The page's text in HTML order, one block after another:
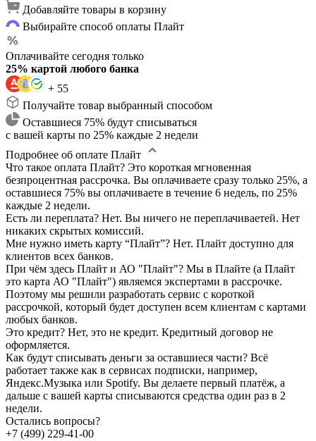
Добавляйте товары в корзину
Выбирайте способ оплаты Плайт
Оплачивайте сегодня только
25% картой любого банка
+ 55
Получайте товар выбранный способом
Оставшиеся 75% будут списываться
с вашей карты по 25% каждые 2 недели
Подробнее об оплате Плайт
Что такое оплата Плайт? Это короткая мгновенная
безпроцентная рассрочка. Вы оплачиваете сразу только 25%, а
оставшиеся 75% вы оплачиваете в течение 6 недель, по 25%
каждые 2 недели.
Есть ли переплата? Нет. Вы ничего не переплачиваетей. Нет
никаких скрытых комиссий.
Мне нужно иметь карту “Плайт”? Нет. Плайт доступно для
клиентов всех банков.
При чём здесь Плайт и АО "Плайт"? Мы в Плайте (а Плайт
это карта АО "Плайт") являемся экспертами в рассрочке.
Поэтому мы решили разработать сервис с короткой
рассрочкой, который будет доступен всем клиентам с картами
любых банков.
Это кредит? Нет, это не кредит. Кредитный договор не
оформляется.
Как будут списывать деньги за оставшиеся части? Всё
работает также как в сервисах подписки, например,
Яндекс.Музыка или Spotify. Вы делаете первый платёж, а
дальше с вашей карты списываются средства один раз в 2
недели.
Остались вопросы?
+7 (499) 229-41-00